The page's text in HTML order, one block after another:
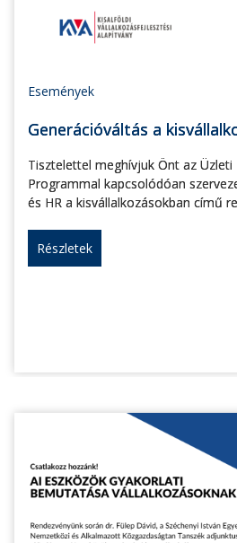
Események
Generációváltás a
Tisztelettel meghívjuk Önt az
Programmal kapcsolódóan
és HR a kisvállalkozásokban című
Részletek